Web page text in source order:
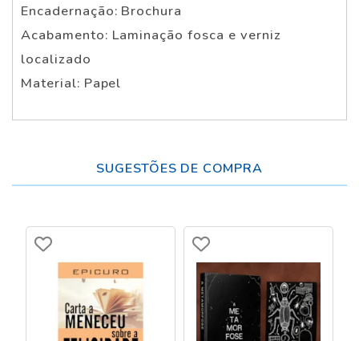
Encadernação: Brochura
Acabamento: Laminação fosca e verniz
localizado
Material: Papel
SUGESTÕES DE COMPRA